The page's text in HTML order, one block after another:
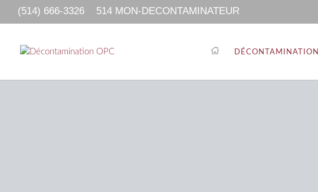
(514) 666-3326 514 MON-DECONTAMINATEUR
DÉCONTAMINATION